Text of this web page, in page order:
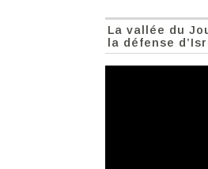
La vallée du
la défense